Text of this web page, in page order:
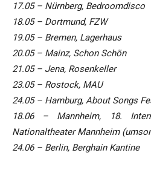
17.05 – Nürnberg, Bedroomdisco
18.05 – Dortmund, FZW
19.05 – Bremen, Lagerhaus
20.05 – Mainz, Schon Schön
21.05 – Jena, Rosenkeller
23.05 – Rostock, MAU
24.05 – Hamburg, About Songs
18.06 – Mannheim, 18.
Nationaltheater Mannheim
24.06 – Berlin, Berghain Kantine